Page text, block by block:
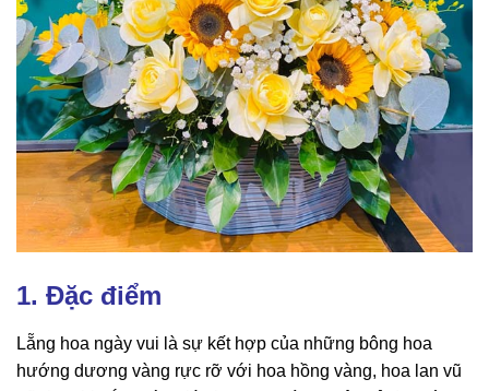
1. Đặc điểm
Lẵng hoa ngày vui là sự kết hợp của những bông hoa
hướng dương vàng rực rỡ với hoa hồng vàng, hoa lan vũ